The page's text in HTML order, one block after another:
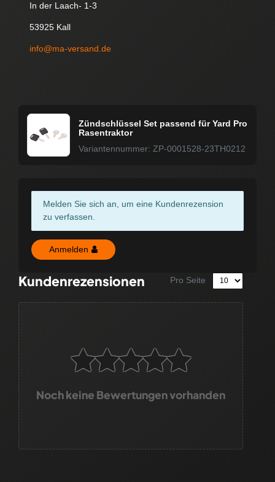
In der Laach- 1-3
53925 Kall
info@ma-versand.de
Zündschlüssel Set passend für Yard Pro
Rasentraktor
Variantennummer: ZP-0001528-23TH0212
Melden Sie sich an, um eine Kundenrezension
zu verfassen.
Anmelden
Kundenrezensionen Pro Seite
Noch keine Bewertungen vorhanden